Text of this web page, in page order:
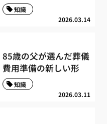
2026.03.14
知識
85歳の父が選んだ葬儀
費用準備の新しい形
2026.03.11
知識